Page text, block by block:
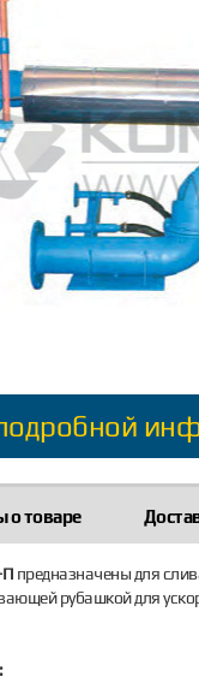
о товаре
П предназначены для
рубашкой для